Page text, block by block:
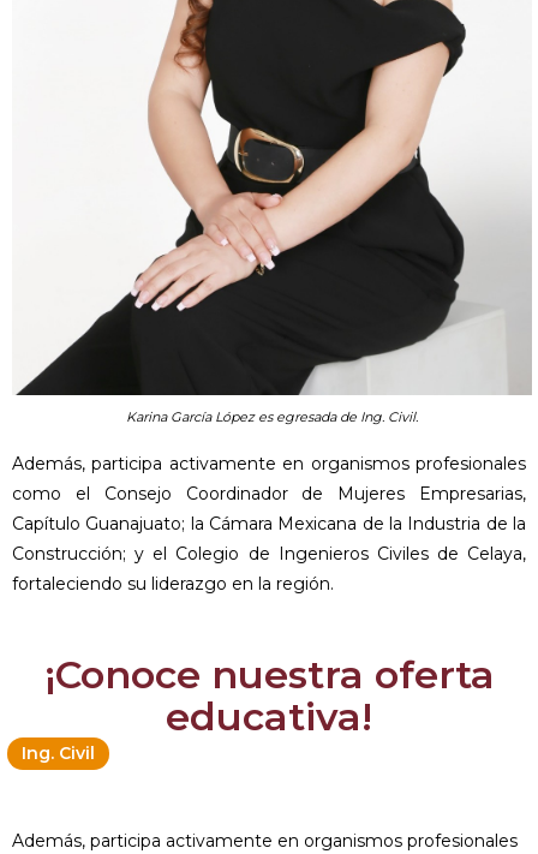
Karina García López es egresada de Ing. Civil.
Además, participa activamente en organismos profesionales
como el Consejo Coordinador de Mujeres Empresarias,
Capítulo Guanajuato; la Cámara Mexicana de la Industria de la
Construcción; y el Colegio de Ingenieros Civiles de Celaya,
fortaleciendo su liderazgo en la región.
¡Conoce nuestra oferta
educativa!
Ing. Civil
Además, participa activamente en organismos profesionales